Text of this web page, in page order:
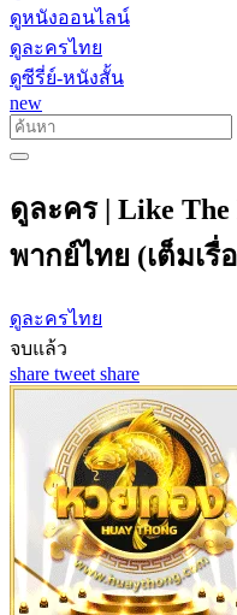
ดูหนังออนไลน์
ดูละครไทย
ดูซีรี่ย์-หนังสั้น
new
ดูละคร | Like
พากย์ไทย (เต็มเรื่
ดูละครไทย
จบแล้ว
share tweet share